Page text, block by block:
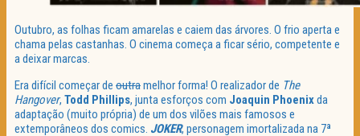
Outubro, as folhas ficam amarelas e caiem das árvores. O frio aperta e
chama pelas castanhas. O cinema começa a ficar sério, competente e
a deixar marcas.
Era difícil começar de outramelhor forma! O realizador de The
Hangover, Todd Phillips, junta esforços com Joaquin Phoenixda
adaptação (muito própria) de um dos vilões mais famosos e
extemporâneos dos comics. JOKER, personagem imortalizada na 7ª